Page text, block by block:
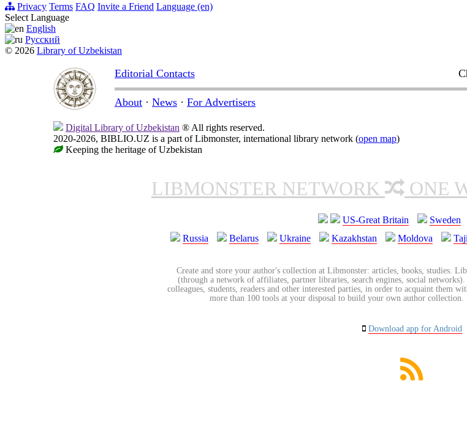
Privacy Terms FAQ Invite a Friend Language (en)
Select Language
English
Русский
© 2026 Library of Uzbekistan
Editorial Contacts
About · News · For Advertisers
Digital Library of Uzbekistan ® All rights reserved.
2020-2026, BIBLIO.UZ is a part of Libmonster, international library network (open map)
Keeping the heritage of Uzbekistan
LIBMONSTER NETWORK ONE
US-Great Britain Sweden
Russia
Belarus Ukraine Kazakhstan Moldova
Create and store your author's collection at Libmonster: articles, books, studies.
(through a network of affiliates, partner libraries, search engines, social
colleagues, students, readers and other interested parties, in order to acquaint them
more than 100 tools at your disposal to build your own author
Download app for Android